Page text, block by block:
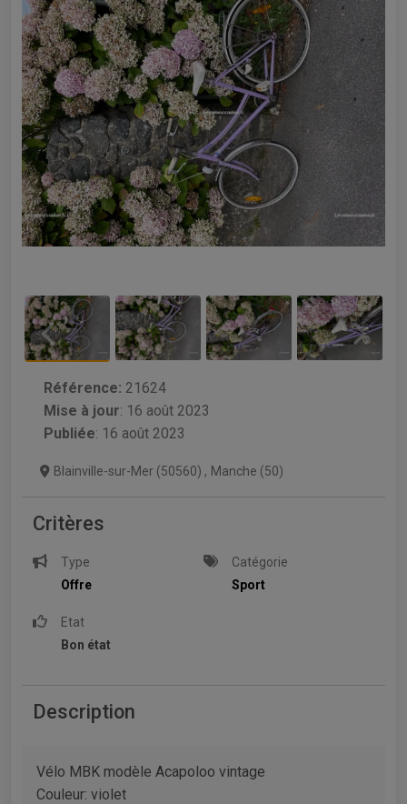
Référence: 21624
Mise à jour: 16 août 2023
Publiée: 16 août 2023
Blainville-sur-Mer (50560) , Manche (50)
Critères
Type
Offre
Catégorie
Sport
Etat
Bon état
Description
Vélo MBK modèle Acapoloo vintage
Couleur: violet